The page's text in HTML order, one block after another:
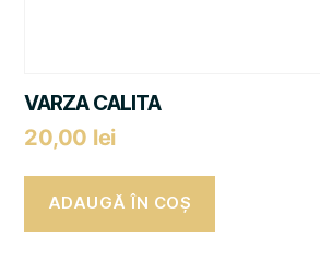
VARZA CALITA
20,00 lei
ADAUGĂ ÎN COȘ